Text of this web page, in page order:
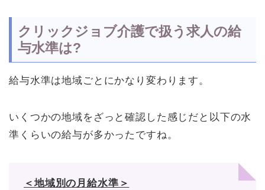
クリックジョブ介護で扱う求人の給
与水準は?
給与水準は地域ごとにかなり変わります。
いくつかの地域をざっと確認した感じだと以下の水
準くらいの給与が多かったですね。
＜地域別の月給水準＞